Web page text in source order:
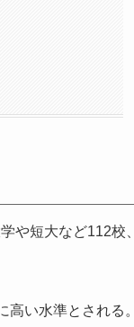
や短大など112校、
い水準とされる。